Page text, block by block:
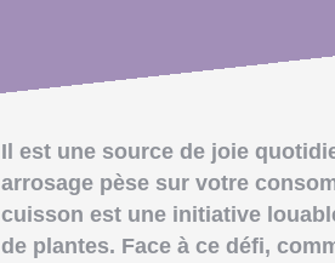
Il est une source de joie
arrosage pèse sur votre
cuisson est une initiative
de plantes. Face à ce défi,